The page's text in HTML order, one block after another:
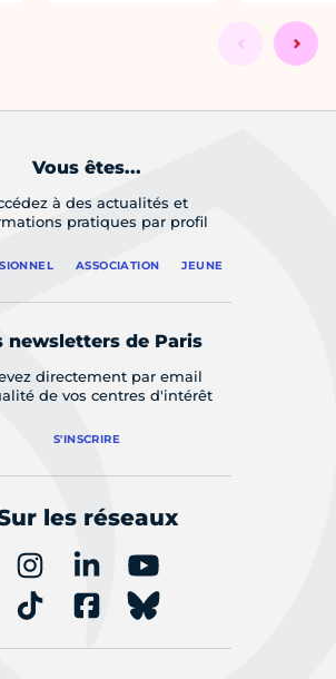
Vous êtes...
à des actualités et
pratiques par profil
ASSOCIATION JEUNE
newsletters de Paris
directement par email
de vos centres d'intérêt
S'INSCRIRE
les réseaux